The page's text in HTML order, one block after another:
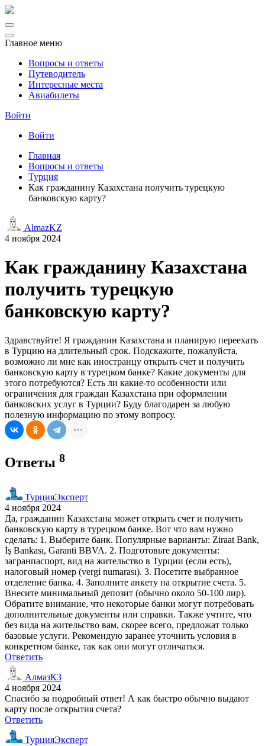
Главное меню
Вопросы и ответы
Путеводитель
Интересные места
Авиабилеты
Войти
Войти
Главная
Вопросы и ответы
Турция
Как гражданину Казахстана получить турецкую
банковскую карту?
AlmazKZ
4 ноября 2024
Как гражданину Казахстана
получить турецкую
банковскую карту?
Здравствуйте! Я гражданин Казахстана и планирую переехать
в Турцию на длительный срок. Подскажите, пожалуйста,
возможно ли мне как иностранцу открыть счет и получить
банковскую карту в турецком банке? Какие документы для
этого потребуются? Есть ли какие-то особенности или
ограничения для граждан Казахстана при оформлении
банковских услуг в Турции? Буду благодарен за любую
полезную информацию по этому вопросу.
Ответы 8
ТурцияЭксперт
4 ноября 2024
Да, гражданин Казахстана может открыть счет и получить
банковскую карту в турецком банке. Вот что вам нужно
сделать: 1. Выберите банк. Популярные варианты: Ziraat Bank,
İş Bankası, Garanti BBVA. 2. Подготовьте документы:
загранпаспорт, вид на жительство в Турции (если есть),
налоговый номер (vergi numarası). 3. Посетите выбранное
отделение банка. 4. Заполните анкету на открытие счета. 5.
Внесите минимальный депозит (обычно около 50-100 лир).
Обратите внимание, что некоторые банки могут потребовать
дополнительные документы или справки. Также учтите, что
без вида на жительство вам, скорее всего, предложат только
базовые услуги. Рекомендую заранее уточнить условия в
конкретном банке, так как они могут отличаться.
Ответить
АлмазКЗ
4 ноября 2024
Спасибо за подробный ответ! А как быстро обычно выдают
карту после открытия счета?
Ответить
ТурцияЭксперт